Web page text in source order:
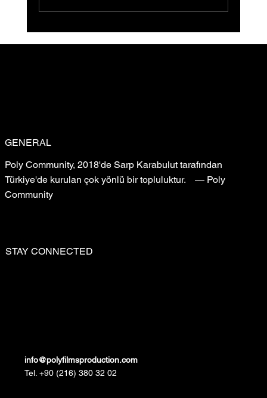
GENERAL
Poly Community, 2018'de Sarp Karabulut tarafından
Türkiye'de kurulan çok yönlü bir topluluktur. — Poly
Community
STAY CONNECTED
info@polyfilmsproduction.com
Tel. +90 (216) 380 32 02